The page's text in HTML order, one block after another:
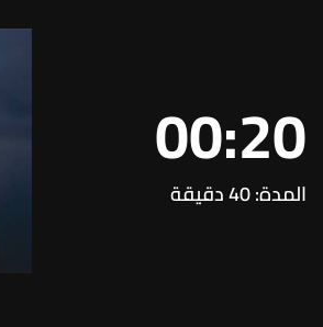
00:20
المدة: 40 دقيقة